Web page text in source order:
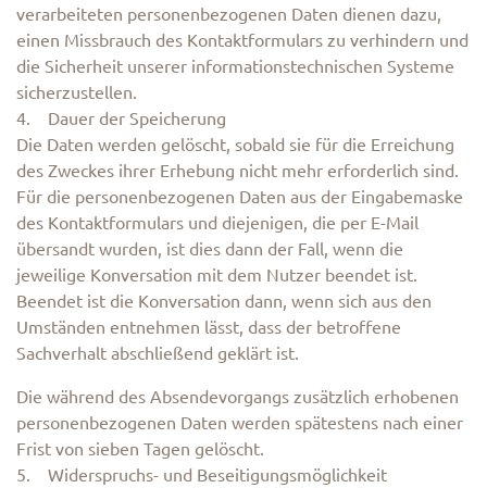
verarbeiteten personenbezogenen Daten dienen dazu,
einen Missbrauch des Kontaktformulars zu verhindern und
die Sicherheit unserer informationstechnischen Systeme
sicherzustellen.
4. Dauer der Speicherung
Die Daten werden gelöscht, sobald sie für die Erreichung
des Zweckes ihrer Erhebung nicht mehr erforderlich sind.
Für die personenbezogenen Daten aus der Eingabemaske
des Kontaktformulars und diejenigen, die per E-Mail
übersandt wurden, ist dies dann der Fall, wenn die
jeweilige Konversation mit dem Nutzer beendet ist.
Beendet ist die Konversation dann, wenn sich aus den
Umständen entnehmen lässt, dass der betroffene
Sachverhalt abschließend geklärt ist.
Die während des Absendevorgangs zusätzlich erhobenen
personenbezogenen Daten werden spätestens nach einer
Frist von sieben Tagen gelöscht.
5. Widerspruchs- und Beseitigungsmöglichkeit